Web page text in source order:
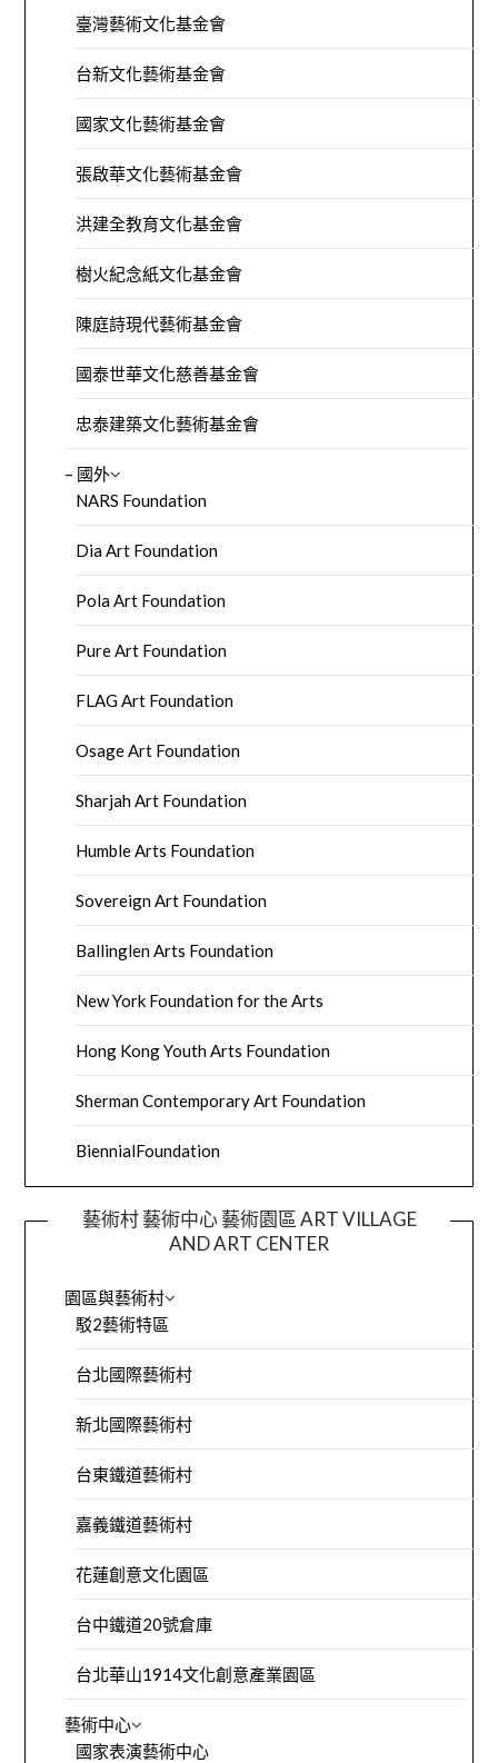
臺灣藝術文化基金會
台新文化藝術基金會
國家文化藝術基金會
張啟華文化藝術基金會
洪建全教育文化基金會
樹火紀念紙文化基金會
陳庭詩現代藝術基金會
國泰世華文化慈善基金會
忠泰建築文化藝術基金會
– 國外
NARS Foundation
Dia Art Foundation
Pola Art Foundation
Pure Art Foundation
FLAG Art Foundation
Osage Art Foundation
Sharjah Art Foundation
Humble Arts Foundation
Sovereign Art Foundation
Ballinglen Arts Foundation
New York Foundation for the Arts
Hong Kong Youth Arts Foundation
Sherman Contemporary Art Foundation
BiennialFoundation
藝術村 藝術中心 藝術園區 ART VILLAGE
AND ART CENTER
園區與藝術村
駁2藝術特區
台北國際藝術村
新北國際藝術村
台東鐵道藝術村
嘉義鐵道藝術村
花蓮創意文化園區
台中鐵道20號倉庫
台北華山1914文化創意產業園區
藝術中心
國家表演藝術中心